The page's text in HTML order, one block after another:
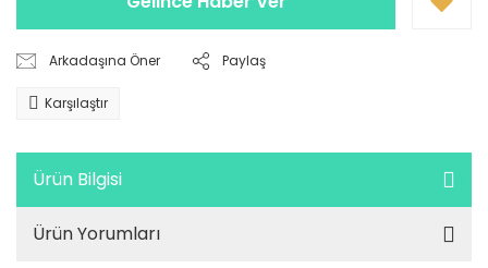
Arkadaşına Öner Paylaş
Karşılaştır
Ürün Bilgisi
Ürün Yorumları